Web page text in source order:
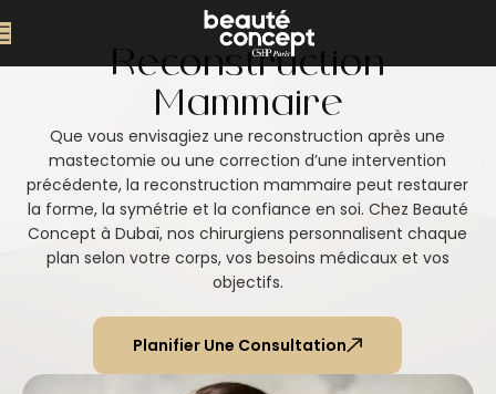
Reconstruction
Mammaire
Que vous envisagiez une reconstruction après une
mastectomie ou une correction d’une intervention
précédente, la reconstruction mammaire peut restaurer
la forme, la symétrie et la confiance en soi. Chez Beauté
Concept à Dubaï, nos chirurgiens personnalisent chaque
plan selon votre corps, vos besoins médicaux et vos
objectifs.
Planifier Une Consultation